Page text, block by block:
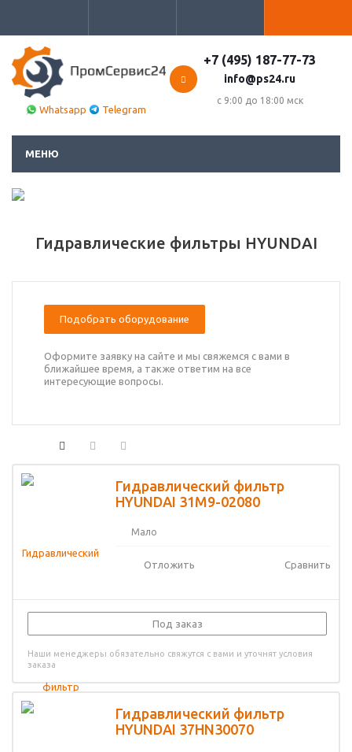
Whatsapp Telegram
+7 (495) 187-77-73
info@ps24.ru
с 9:00 до 18:00 мск
МЕНЮ
Гидравлические фильтры HYUNDAI
Подобрать оборудование
Оформите заявку на сайте и мы свяжемся с вами в
ближайшее время, а также ответим на все
интересующие вопросы.
Гидравлический фильтр
HYUNDAI 31M9-02080
Мало
Отложить Сравнить
Под заказ
Наши менеджеры обязательно свяжутся с вами и уточнят условия
заказа
Гидравлический фильтр
HYUNDAI 37HN30070